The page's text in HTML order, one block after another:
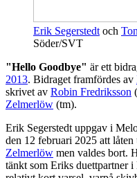
Erik Segerstedt och
Söder/SVT
"Hello Goodbye" är ett
2013. Bidraget framfördes av
skrivet av Robin Fredriksson
Zelmerlöw (tm).
Erik Segerstedt uppgav i
den 12 februari 2025 att
Zelmerlöw men valdes bort.
tänkt som Eriks duettpartner i